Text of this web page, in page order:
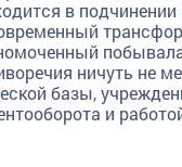
в
ничуть не
базы,
и